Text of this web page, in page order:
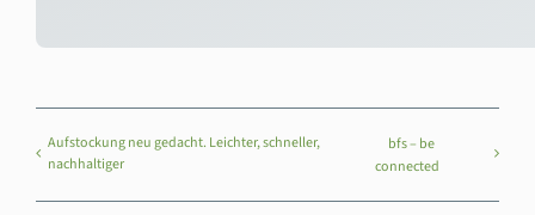
Aufstockung neu gedacht. Leichter, schneller,
nachhaltiger
bfs – be
connected